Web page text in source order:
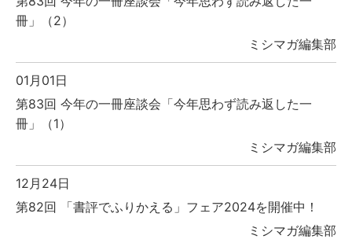
冊」（2）
ミシマガ編集部
01月01日
第83回 今年の一冊座談会「今年思わず読み返した一
冊」（1）
ミシマガ編集部
12月24日
第82回 「書評でふりかえる」フェア2024を開催中！
ミシマガ編集部